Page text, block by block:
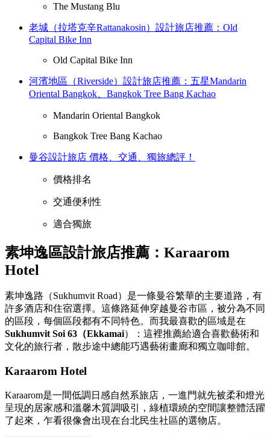
The Mustang Blu
老城（拉塔克辛Rattanakosin）設計旅店推薦：Old
Capital Bike Inn
Old Capital Bike Inn
河濱地區（Riverside）設計旅店推薦：五星Mandarin
Oriental Bangkok、Bangkok Tree Bang Kachao
Mandarin Oriental Bangkok
Bangkok Tree Bang Kachao
曼谷設計旅店 價格、交通、獨旅總評！
價格排名
交通便利性
適合獨旅
素坤逸區設計旅店推薦：Karaarom
Hotel
素坤逸路（Sukhumvit Road）是一條曼谷繁華的主要道路，有
許多酒店和住宿選擇。這條路延伸穿越曼谷市區，被分為不同
的區段，每個區段都有不同特色。而我最喜歡的區域是在
Sukhumvit Soi 63（Ekkamai）：這裡推薦給適合喜歡藝術和
文化的旅行者，散步途中總能巧遇藝術畫廊和獨立咖啡館。
Karaarom Hotel
Karaarom是一間低調日感自然系旅店，一進門就先被柔和燈光
呈現的居家感和溫馨木質調吸引，綠植環繞的空間讓整體活躍
了起來，乍看很像會出現在台北民生社區的選物店。